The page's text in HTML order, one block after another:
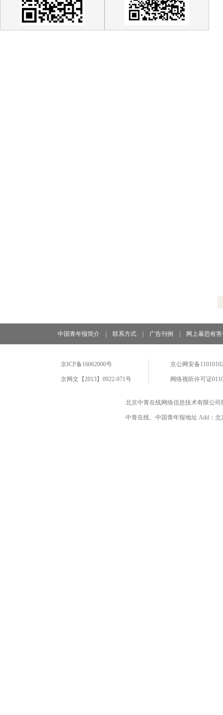
中国青年报简介 联系方式 广告刊例 网上暴恐有
京ICP备16062000号
京网文【2013】0922-971号
京公网安备
网络视听许可证
北京中青在线网络信息技术有限公
中青在线、中国青年报地址 Add：北